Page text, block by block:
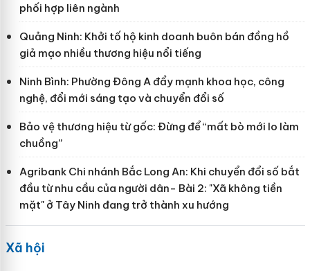
phối hợp liên ngành
Quảng Ninh: Khởi tố hộ kinh doanh buôn bán đồng hồ
giả mạo nhiều thương hiệu nổi tiếng
Ninh Bình: Phường Đông A đẩy mạnh khoa học, công
nghệ, đổi mới sáng tạo và chuyển đổi số
Bảo vệ thương hiệu từ gốc: Đừng để “mất bò mới lo làm
chuồng”
Agribank Chi nhánh Bắc Long An: Khi chuyển đổi số bắt
đầu từ nhu cầu của người dân- Bài 2: "Xã không tiền
mặt" ở Tây Ninh đang trở thành xu hướng
Xã hội